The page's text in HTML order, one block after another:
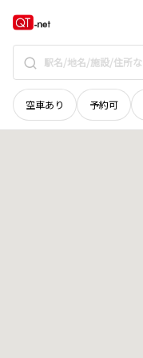
空車あり 予約可
和歌山県